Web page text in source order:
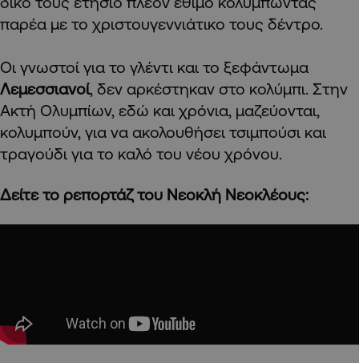
παρέα με το χριστουγεννιάτικο τους δέντρο.
Οι γνωστοί για το γλέντι και το ξεφάντωμα
Λεμεσσιανοί, δεν αρκέστηκαν στο κολύμπι. Στην
Ακτή Ολυμπίων, εδώ και χρόνια, μαζεύονται,
κολυμπούν, για να ακολουθήσει τσιμπούσι και
τραγούδι για το καλό του νέου χρόνου.
Δείτε το ρεπορτάζ του Νεοκλή Νεοκλέους: